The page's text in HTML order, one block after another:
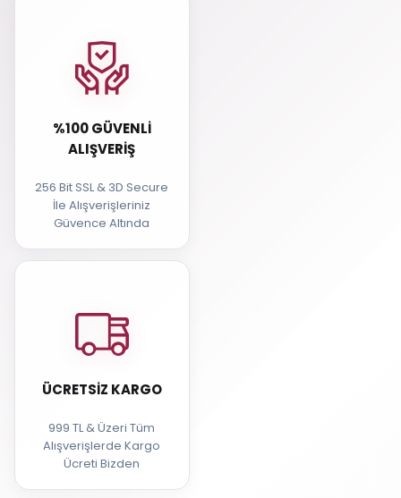
%100 GÜVENLI
ALIŞVERIŞ
256 Bit SSL & 3D Secure
İle Alışverişleriniz
Güvence Altında
ÜCRETSIZ KARGO
999 TL & Üzeri Tüm
Alışverişlerde Kargo
Ücreti Bizden